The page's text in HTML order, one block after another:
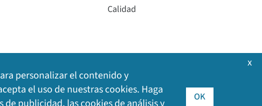
Calidad
personalizar el contenido y
el uso de nuestras cookies. Haga
OK
x